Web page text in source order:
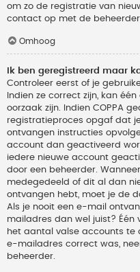
om zo de registratie van
contact op met de
Omhoog
Ik ben geregistreerd maar
Controleer eerst of je
Indien ze correct zijn, kan
oorzaak zijn. Indien COPPA
registratieproces opgaf dat
ontvangen instructies
account dan geactiveerd
iedere nieuwe account
door een beheerder.
medegedeeld of dit al dan
ontvangen hebt, moet je de
Als je nooit een e-mail
mailadres dan wel juist?
het aantal valse accounts te
e-mailadres correct was,
beheerder.